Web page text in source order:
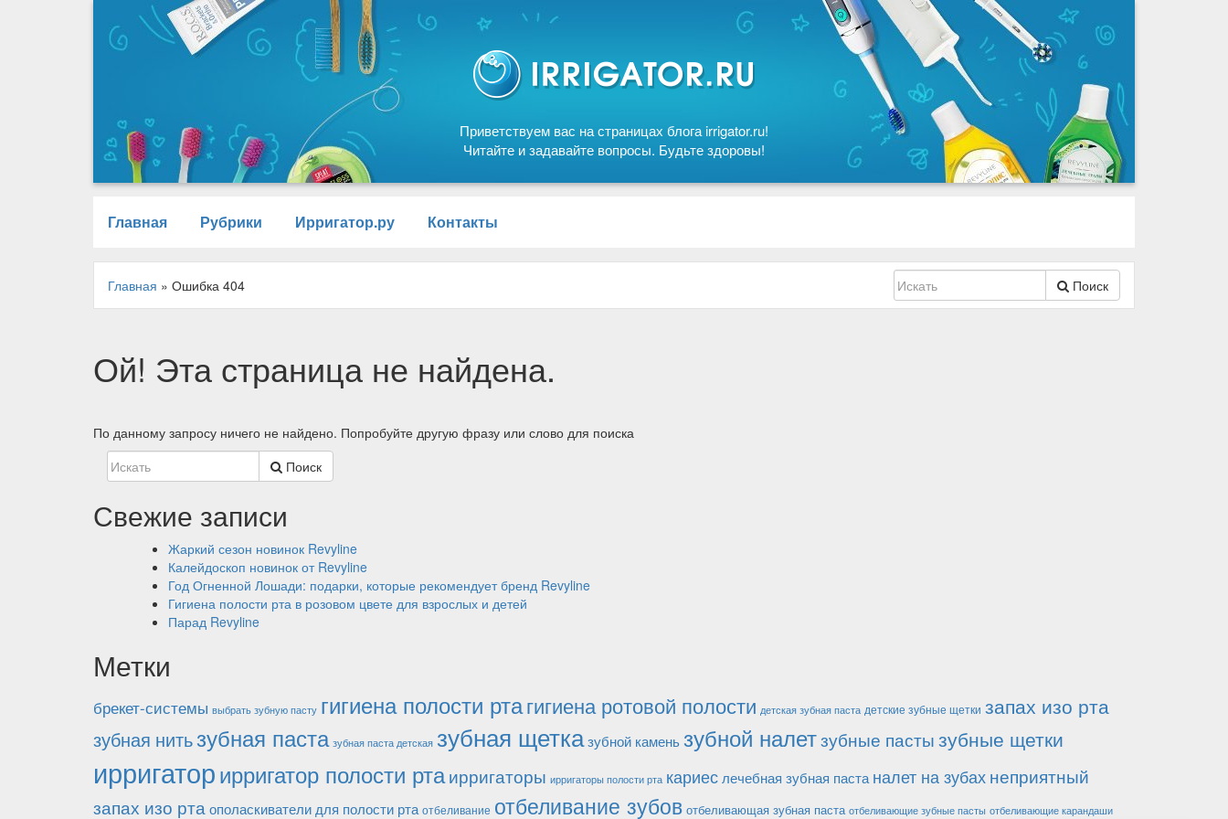
Приветствуем вас на страницах блога irrigator.ru!
Читайте и задавайте вопросы. Будьте здоровы!
Главная Рубрики Ирригатор.ру Контакты
Поиск
Главная » Ошибка 404
Ой! Эта страница не найдена.
По данному запросу ничего не найдено. Попробуйте другую фразу или слово для поиска
Поиск
Свежие записи
Жаркий сезон новинок Revyline
Калейдоскоп новинок от Revyline
Год Огненной Лошади: подарки, которые рекомендует бренд Revyline
Гигиена полости рта в розовом цвете для взрослых и детей
Парад Revyline
Метки
брекет-системы выбрать зубную пасту гигиена полости ртагигиена ротовой полости детская зубная паста детские зубные щетки запах изо рта
зубная нитьзубная паста зубная паста детская зубная щетказубной каменьзубной налетзубные пастызубные щетки
ирригаторирригатор полости ртаирригаторы ирригаторы полости рта кариес лечебная зубная паста налет на зубахнеприятный
запах изо ртаополаскиватели для полости рта отбеливание отбеливание зубов отбеливающая зубная паста отбеливающие зубные пасты отбеливающие карандаши